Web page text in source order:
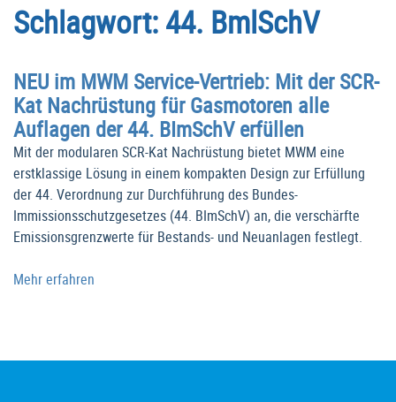
Schlagwort:44. BmlSchV
NEU im MWM Service-Vertrieb: Mit der SCR-
Kat Nachrüstung für Gasmotoren alle
Auflagen der 44. BImSchV erfüllen
Mit der modularen SCR-Kat Nachrüstung bietet MWM eine
erstklassige Lösung in einem kompakten Design zur Erfüllung
der 44. Verordnung zur Durchführung des Bundes-
Immissionsschutzgesetzes (44. BImSchV) an, die verschärfte
Emissionsgrenzwerte für Bestands- und Neuanlagen festlegt.
Mehr erfahren